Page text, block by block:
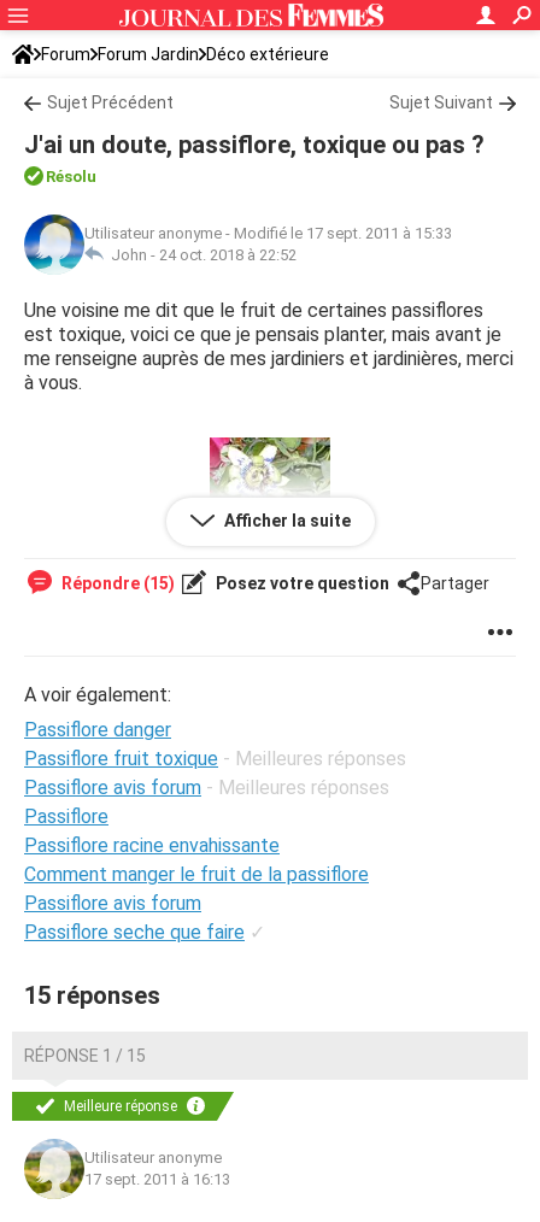
Forum Forum Jardin Déco extérieure
Sujet Précédent Sujet Suivant
J'ai un doute, passiflore, toxique ou pas ?
Résolu
Utilisateur anonyme - Modifié le 17 sept. 2011 à 15:33
John - 24 oct. 2018 à 22:52
Une voisine me dit que le fruit de certaines passiflores
est toxique, voici ce que je pensais planter, mais avant je
me renseigne auprès de mes jardiniers et jardinières, merci
à vous.
Afficher la suite
Répondre (15) Posez votre question Partager
A voir également:
Passiflore danger
Passiflore fruit toxique - Meilleures réponses
Passiflore avis forum - Meilleures réponses
Passiflore
Passiflore racine envahissante
Comment manger le fruit de la passiflore
Passiflore avis forum
Passiflore seche que faire ✓
15 réponses
RÉPONSE 1 / 15
Meilleure réponse
Utilisateur anonyme
17 sept. 2011 à 16:13